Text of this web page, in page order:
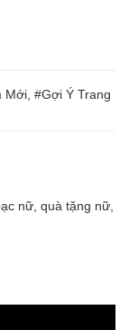
Mới, #Gợi Ý Trang
nữ, quà tặng nữ,